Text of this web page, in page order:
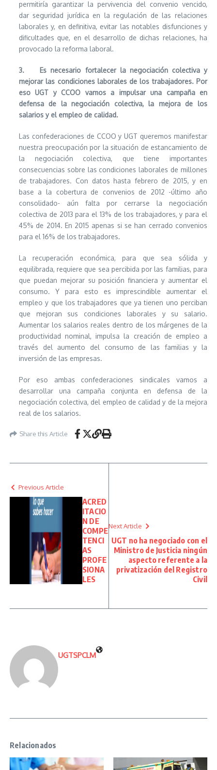
permitiría garantizar la pervivencia del convenio vencido,
dar seguridad jurídica en la regulación de las relaciones
laborales y, en definitiva, evitar las notables disfunciones y
dificultades que, en el desarrollo de dichas relaciones, ha
provocado la reforma laboral.
3. Es necesario fortalecer la negociación colectiva y
mejorar las condiciones laborales de los trabajadores. Por
eso UGT y CCOO vamos a impulsar una campaña en
defensa de la negociación colectiva, la mejora de los
salarios y el empleo de calidad.
Las confederaciones de CCOO y UGT queremos manifestar
nuestra preocupación por la situación de estancamiento de
la negociación colectiva, que tiene importantes
consecuencias sobre las condiciones laborales de millones
de trabajadores. Con datos hasta febrero de 2015, y en
base a la cobertura de convenios de 2012 -último año
consolidado- aún falta por cerrarse la negociación
colectiva de 2013 para el 13% de los trabajadores, y para el
45% de 2014. En 2015 apenas si se han cerrado convenios
para el 16% de los trabajadores.
La recuperación económica, para que sea sólida y
equilibrada, requiere que sea percibida por las familias, para
que puedan mejorar su posición financiera y aumentar el
consumo. Y para esto es imprescindible aumentar el
empleo y que los trabajadores que ya tienen uno perciban
que mejoran sus condiciones laborales y su salario.
Aumentar los salarios reales dentro de los márgenes de la
productividad nominal, impulsa la creación de empleo a
través del aumento del consumo de las familias y la
inversión de las empresas.
Por eso ambas confederaciones sindicales vamos a
desarrollar una campaña conjunta en defensa de la
negociación colectiva, del empleo de calidad y de la mejora
real de los salarios.
Share this Article
Previous Article
ACRED
ITACIO
N DE
COMPE
TENCI
AS
PROFE
SIONA
LES
Next Article
UGT no ha negociado con el
Ministro de Justicia ningún
aspecto referente a la
privatización del Registro
Civil
UGTSPCLM
Relacionados